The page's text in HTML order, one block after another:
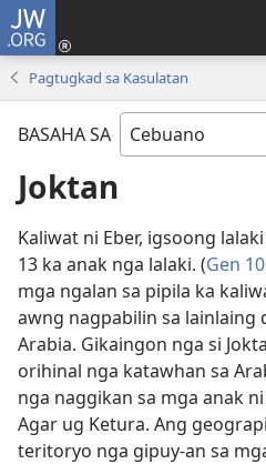
JW.ORG
Pagtugkad sa Kasulatan
BASAHA SA
Joktan
Kaliwat ni Eber, igsoong
13 ka anak nga lalaki. (Gen
mga ngalan sa pipila ka
awng nagpabilin sa lainlaing
Arabia. Gikaingon nga si
orihinal nga katawhan sa
nga naggikan sa mga anak
Agar ug Ketura. Ang
teritoryo nga gipuy-an sa